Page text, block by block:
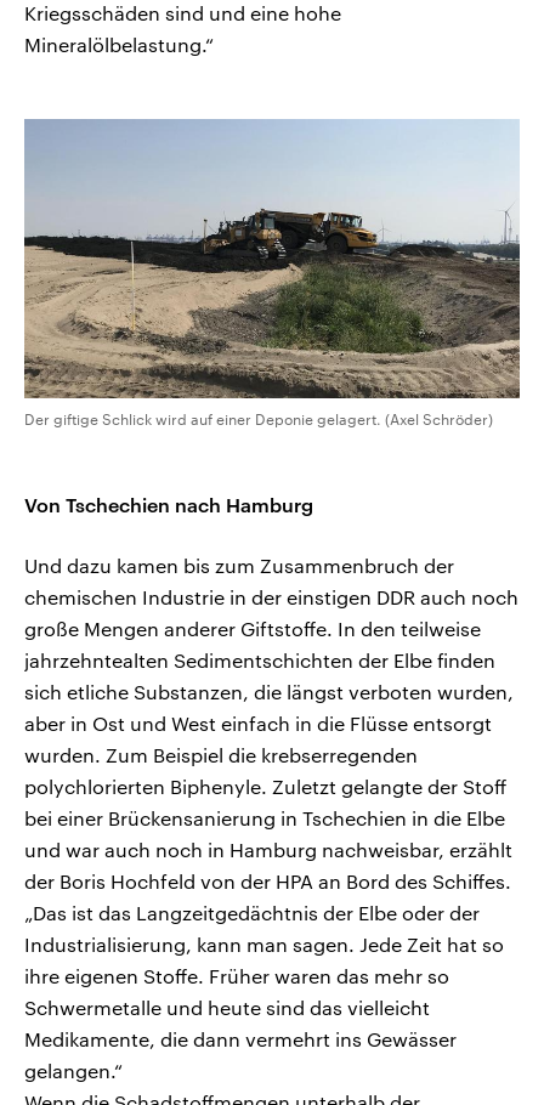
Kriegsschäden sind und eine hohe
Mineralölbelastung.“
Der giftige Schlick wird auf einer Deponie gelagert. (Axel Schröder)
Von Tschechien nach Hamburg
Und dazu kamen bis zum Zusammenbruch der
chemischen Industrie in der einstigen DDR auch noch
große Mengen anderer Giftstoffe. In den teilweise
jahrzehntealten Sedimentschichten der Elbe finden
sich etliche Substanzen, die längst verboten wurden,
aber in Ost und West einfach in die Flüsse entsorgt
wurden. Zum Beispiel die krebserregenden
polychlorierten Biphenyle. Zuletzt gelangte der Stoff
bei einer Brückensanierung in Tschechien in die Elbe
und war auch noch in Hamburg nachweisbar, erzählt
der Boris Hochfeld von der HPA an Bord des Schiffes.
„Das ist das Langzeitgedächtnis der Elbe oder der
Industrialisierung, kann man sagen. Jede Zeit hat so
ihre eigenen Stoffe. Früher waren das mehr so
Schwermetalle und heute sind das vielleicht
Medikamente, die dann vermehrt ins Gewässer
gelangen.“